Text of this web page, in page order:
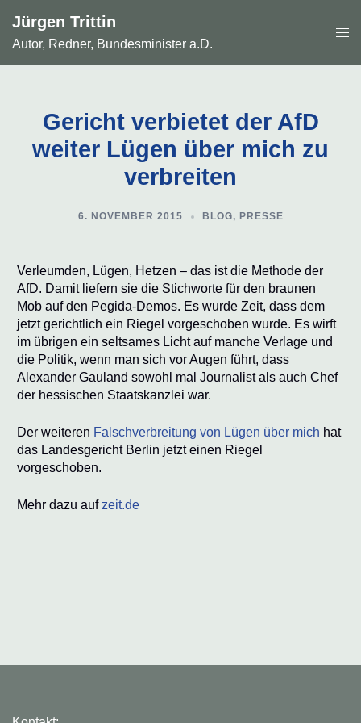
Inhalt
springen
Jürgen Trittin
Autor, Redner, Bundesminister a.D.
Gericht verbietet der AfD
weiter Lügen über mich zu
verbreiten
6. NOVEMBER 2015 BLOG, PRESSE
Verleumden, Lügen, Hetzen – das ist die Methode der
AfD. Damit liefern sie die Stichworte für den braunen
Mob auf den Pegida-Demos. Es wurde Zeit, dass dem
jetzt gerichtlich ein Riegel vorgeschoben wurde. Es wirft
im übrigen ein seltsames Licht auf manche Verlage und
die Politik, wenn man sich vor Augen führt, dass
Alexander Gauland sowohl mal Journalist als auch Chef
der hessischen Staatskanzlei war.
Der weiteren Falschverbreitung von Lügen über mich hat
das Landesgericht Berlin jetzt einen Riegel
vorgeschoben.
Mehr dazu auf zeit.de